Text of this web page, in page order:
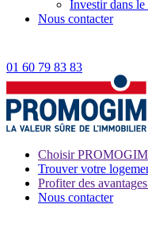
Investir dans
Nous contacter
01 60 79 83 83
Choisir PROMOGIM
Trouver votre
Profiter des
Nous contacter